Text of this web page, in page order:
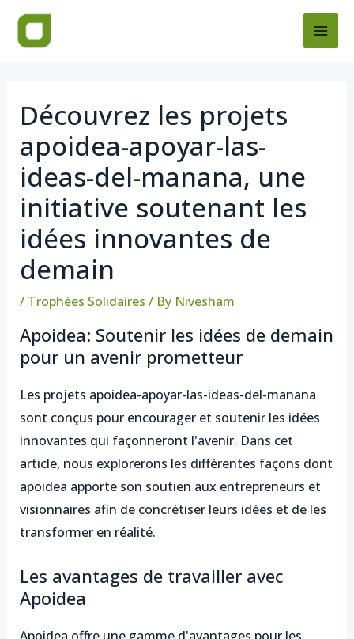
Skip
Découvrez les projets
apoidea-apoyar-las-
ideas-del-manana, une
initiative soutenant les
idées innovantes de
demain
/ Trophées Solidaires / By Nivesham
Apoidea: Soutenir les idées de demain
pour un avenir prometteur
Les projets apoidea-apoyar-las-ideas-del-manana
sont conçus pour encourager et soutenir les idées
innovantes qui façonneront l'avenir. Dans cet
article, nous explorerons les différentes façons dont
apoidea apporte son soutien aux entrepreneurs et
visionnaires afin de concrétiser leurs idées et de les
transformer en réalité.
Les avantages de travailler avec
Apoidea
Apoidea offre une gamme d'avantages pour les
Post